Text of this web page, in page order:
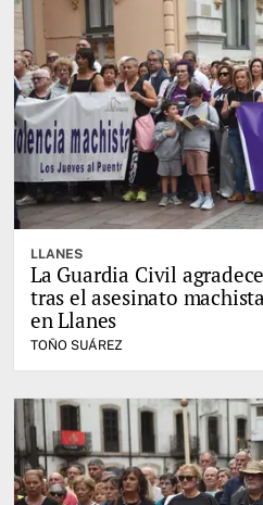
LLANES
La Guardia Civil
tras el asesinato
en Llanes
TOÑO SUÁREZ